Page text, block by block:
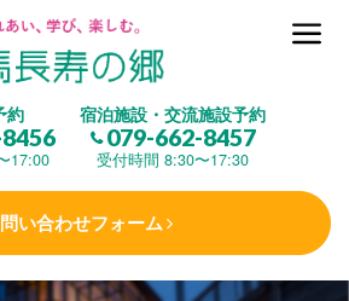
約
17:00
宿泊施設・交流施設予約
079-662-8457
受付時間 8:30〜17:30
い合わせフォーム